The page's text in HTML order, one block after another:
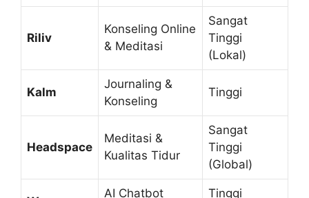
Riliv
Konseling Online
& Meditasi
Sangat
Tinggi
(Lokal)
Kalm
Journaling &
Konseling
Tinggi
Headspace
Meditasi &
Kualitas Tidur
Sangat
Tinggi
(Global)
AI Chatbot
Tinggi